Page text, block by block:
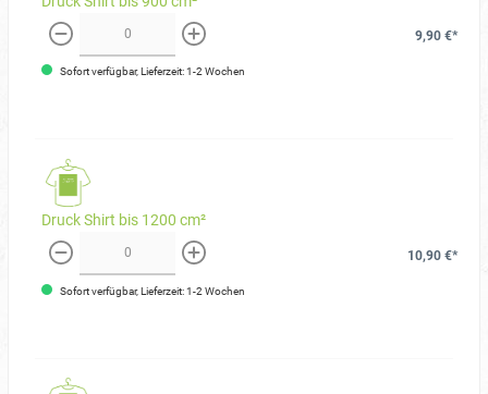
weniger mehr
9,90 €*
Sofort verfügbar, Lieferzeit: 1-2 Wochen
Druck Shirt bis 1200 cm²
weniger mehr
10,90 €*
Sofort verfügbar, Lieferzeit: 1-2 Wochen